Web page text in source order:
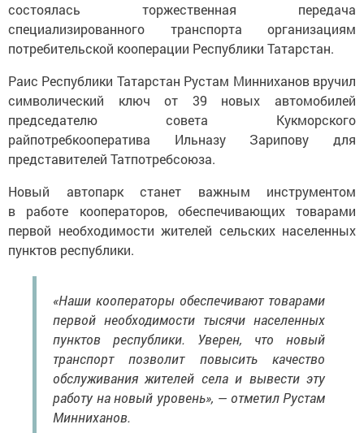
состоялась торжественная передача
специализированного транспорта организациям
потребительской кооперации Республики Татарстан.
Раис Республики Татарстан Рустам Минниханов вручил
символический ключ от 39 новых автомобилей
председателю совета Кукморского
райпотребкооператива Ильназу Зарипову для
представителей Татпотребсоюза.
Новый автопарк станет важным инструментом
в работе кооператоров, обеспечивающих товарами
первой необходимости жителей сельских населенных
пунктов республики.
«Наши кооператоры обеспечивают товарами
первой необходимости тысячи населенных
пунктов республики. Уверен, что новый
транспорт позволит повысить качество
обслуживания жителей села и вывести эту
работу на новый уровень», — отметил Рустам
Минниханов.